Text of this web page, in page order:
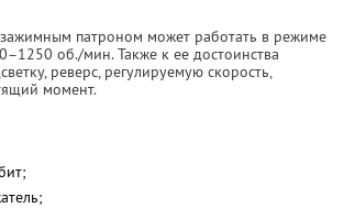
патроном может работать в режиме
об./мин. Также к ее достоинства
реверс, регулируемую скорость,
момент.